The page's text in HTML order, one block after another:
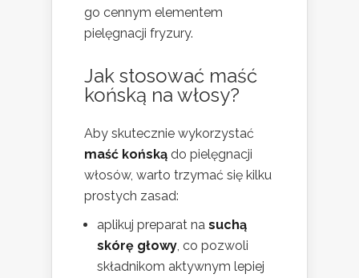
go cennym elementem
pielęgnacji fryzury.
Jak stosować maść
końską na włosy?
Aby skutecznie wykorzystać
maść końską do pielęgnacji
włosów, warto trzymać się kilku
prostych zasad:
aplikuj preparat na suchą
skórę głowy , co pozwoli
składnikom aktywnym lepiej